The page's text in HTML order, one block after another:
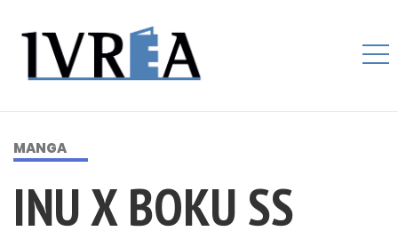
MANGA
INU X BOKU SS